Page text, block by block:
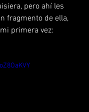
pero ahí les
fragmento de ella,
primera vez: